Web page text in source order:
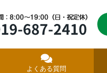
よくある質問